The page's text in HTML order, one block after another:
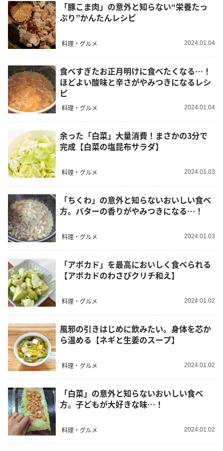
「豚こま肉」の意外と知らない“栄養たっ
ぷり”かんたんレシピ
料理・グルメ 2024.01.04
食べすぎたお正月明けに食べたくなる…！
ほどよい酸味と辛さがやみつきになるレシ
ピ
料理・グルメ 2024.01.04
余った「白菜」大量消費！まさかの3分で
完成【白菜の塩昆布サラダ】
料理・グルメ 2024.01.03
「ちくわ」の意外と知らないおいしい食べ
方。バターの香りがやみつきになる…！
料理・グルメ 2024.01.03
「アボカド」を最高においしく食べられる
【アボカドのわさびクリチ和え】
料理・グルメ 2024.01.02
風邪の引きはじめに飲みたい。身体を芯か
ら温める【ネギと生姜のスープ】
料理・グルメ 2024.01.02
「白菜」の意外と知らないおいしい食べ
方。子どもが大好きな味…！
料理・グルメ 2024.01.02